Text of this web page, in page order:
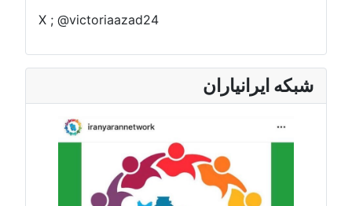
X ; @victoriaazad24
شبکه ایرانیاران